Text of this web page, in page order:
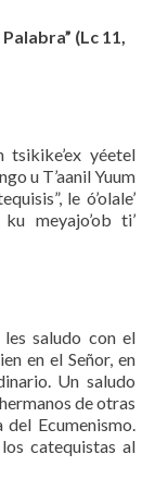
(Lc 11,
tsikike’ex yéetel
u T’aanil Yuum
le ó’olale’
meyajo’ob ti’
les saludo con el
en el Señor, en
Un saludo
de otras
Ecumenismo.
catequistas al